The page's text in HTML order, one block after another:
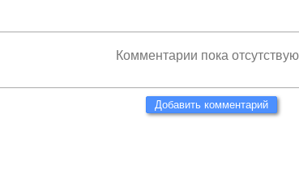
Комментарии пока
Добавить комментарий